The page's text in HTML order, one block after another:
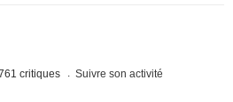
critiques Suivre son activité